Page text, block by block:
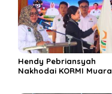
Hendy Pebriansyah
Nakhodai KORMI Muara